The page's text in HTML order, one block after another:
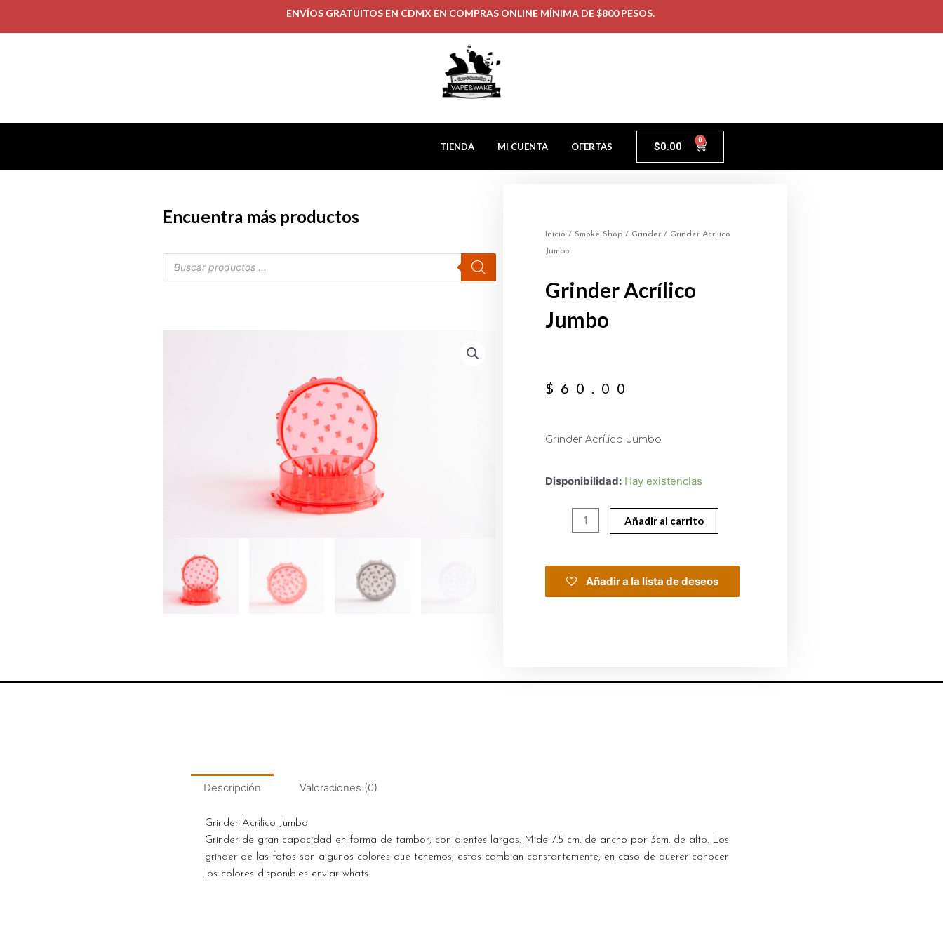
ENVÍOS GRATUITOS EN CDMX EN COMPRAS ONLINE MÍNIMA DE $800 PESOS.
TIENDA MI CUENTA OFERTAS $0.00 0
Encuentra más productos
Inicio / Smoke Shop / Grinder / Grinder Acrílico
Jumbo
Grinder Acrílico
Jumbo
$ 60.00
Grinder Acrílico Jumbo
Disponibilidad: Hay existencias
Añadir al carrito
Añadir a la lista de deseos
Descripción Valoraciones (0)
Grinder Acrílico Jumbo
Grinder de gran capacidad en forma de tambor, con dientes largos. Mide 7.5 cm. de ancho por 3cm. de alto. Los
grinder de las fotos son algunos colores que tenemos, estos cambian constantemente, en caso de querer conocer
los colores disponibles enviar whats.